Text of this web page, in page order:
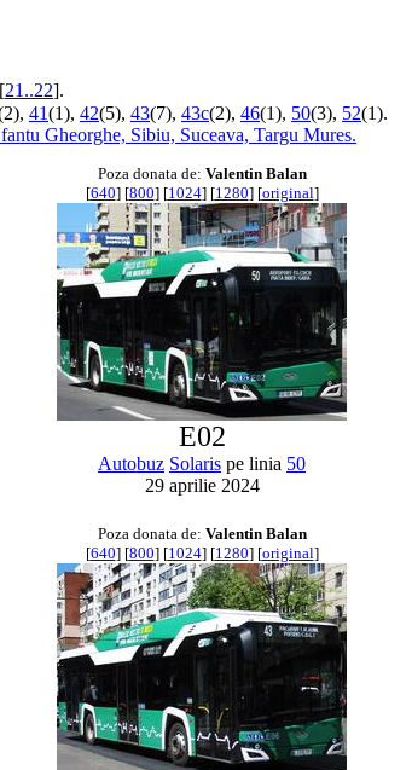
21..22].
41(1), 42(5), 43(7), 43c(2), 46(1), 50(3), 52(1).
Gheorghe, Sibiu, Suceava, Targu Mures.
Poza donata de: Valentin Balan
[640] [800] [1024] [1280] [original]
E02
Autobuz Solaris pe linia 50
29 aprilie 2024
Poza donata de: Valentin Balan
[640] [800] [1024] [1280] [original]